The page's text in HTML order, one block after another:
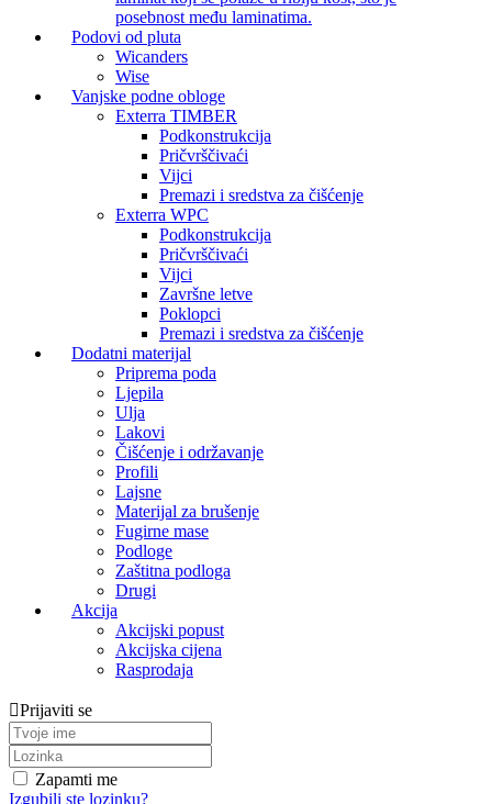
posebnost među laminatima.
Podovi od pluta
Wicanders
Wise
Vanjske podne obloge
Exterra TIMBER
Podkonstrukcija
Pričvrščivaći
Vijci
Premazi i sredstva za čišćenje
Exterra WPC
Podkonstrukcija
Pričvrščivaći
Vijci
Završne letve
Poklopci
Premazi i sredstva za čišćenje
Dodatni materijal
Priprema poda
Ljepila
Ulja
Lakovi
Čišćenje i održavanje
Profili
Lajsne
Materijal za brušenje
Fugirne mase
Podloge
Zaštitna podloga
Drugi
Akcija
Akcijski popust
Akcijska cijena
Rasprodaja
Prijaviti se
Zapamti me
Izgubili ste lozinku?